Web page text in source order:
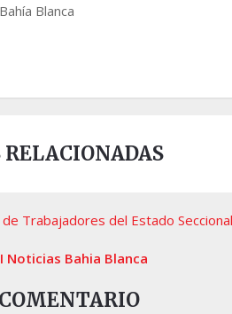
Blanca
Trabajadores del Estado
Noticias Bahia Blanca